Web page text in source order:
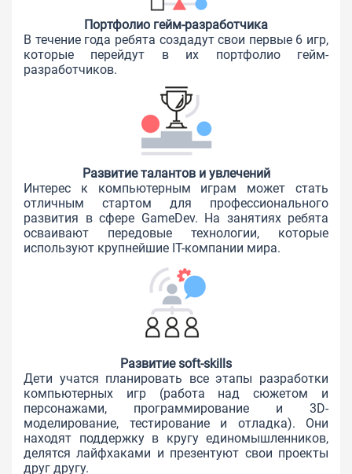
Портфолио гейм-разработчика
В течение года ребята создадут свои первые 6 игр,
которые перейдут в их портфолио гейм-
разработчиков.
Развитие талантов и увлечений
Интерес к компьютерным играм может стать
отличным стартом для профессионального
развития в сфере GameDev. На занятиях ребята
осваивают передовые технологии, которые
используют крупнейшие IT-компании мира.
Развитие soft-skills
Дети учатся планировать все этапы разработки
компьютерных игр (работа над сюжетом и
персонажами, программирование и 3D-
моделирование, тестирование и отладка). Они
находят поддержку в кругу единомышленников,
делятся лайфхаками и презентуют свои проекты
друг другу.